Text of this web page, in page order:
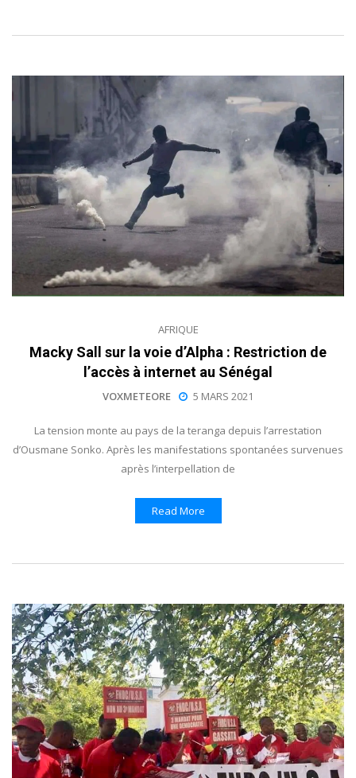
AFRIQUE
Macky Sall sur la voie d’Alpha : Restriction de
l’accès à internet au Sénégal
VOXMETEORE 5 MARS 2021
La tension monte au pays de la teranga depuis l’arrestation
d’Ousmane Sonko. Après les manifestations spontanées survenues
après l’interpellation de
Read More